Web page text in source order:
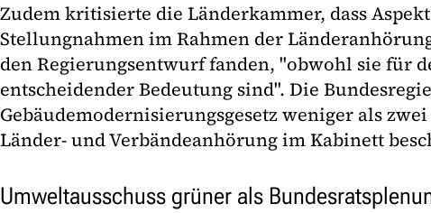
Zudem kritisierte die Länderkammer, dass
Stellungnahmen im Rahmen der
den Regierungsentwurf fanden, "obwohl sie für
entscheidender Bedeutung sind". Die
Gebäudemodernisierungsgesetz weniger als
Länder- und Verbändeanhörung im Kabinett
Umweltausschuss grüner als